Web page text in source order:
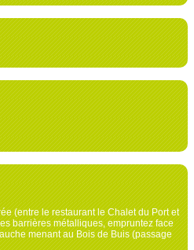
(entre le restaurant le Chalet du Port et
barrières métalliques, empruntez face
menant au Bois de Buis (passage